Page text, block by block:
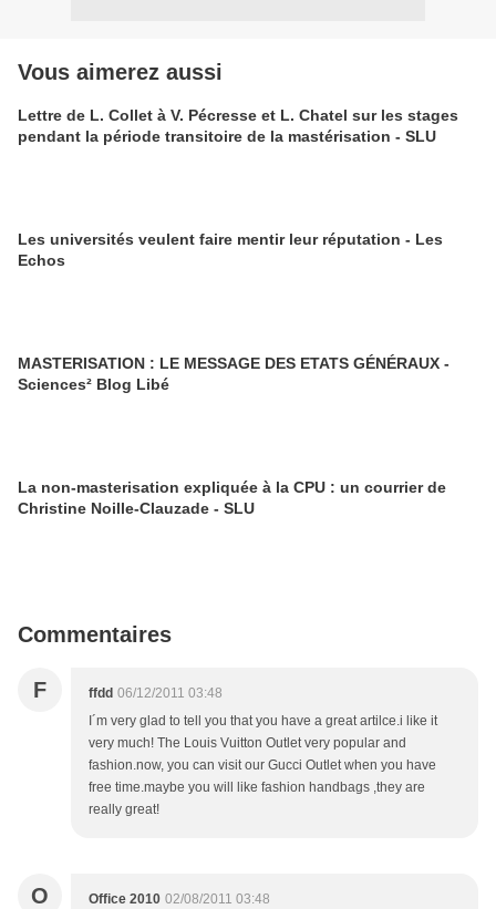
Vous aimerez aussi
Lettre de L. Collet à V. Pécresse et L. Chatel sur les stages
pendant la période transitoire de la mastérisation - SLU
Les universités veulent faire mentir leur réputation - Les
Echos
MASTERISATION : LE MESSAGE DES ETATS GÉNÉRAUX -
Sciences² Blog Libé
La non-masterisation expliquée à la CPU : un courrier de
Christine Noille-Clauzade - SLU
Commentaires
F ffdd 06/12/2011 03:48
I´m very glad to tell you that you have a great artilce.i like it
very much! The Louis Vuitton Outlet very popular and
fashion.now, you can visit our Gucci Outlet when you have
free time.maybe you will like fashion handbags ,they are
really great!
O Office 2010 02/08/2011 03:48